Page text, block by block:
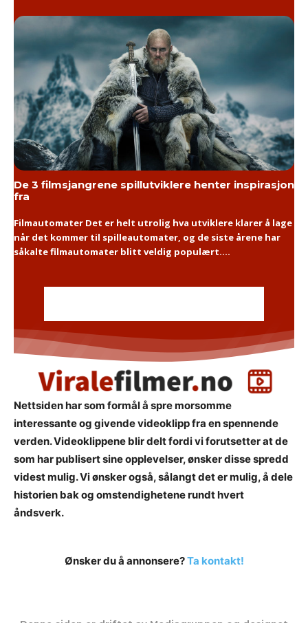
De 3 filmsjangrene spillutviklere henter inspirasjon
fra
Filmautomater Det er helt utrolig hva utviklere klarer å lage
når det kommer til spilleautomater, og de siste årene har
såkalte filmautomater blitt veldig populært....
Nettsiden har som formål å spre morsomme
interessante og givende videoklipp fra en spennende
verden. Videoklippene blir delt fordi vi forutsetter at de
som har publisert sine opplevelser, ønsker disse spredd
videst mulig. Vi ønsker også, sålangt det er mulig, å dele
historien bak og omstendighetene rundt hvert
åndsverk.
Ønsker du å annonsere?Ta kontakt!